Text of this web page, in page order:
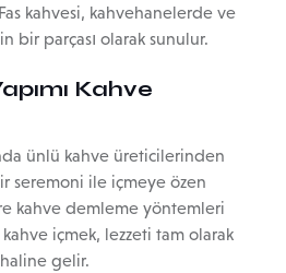
kahvesi, kahvehanelerde ve
bir parçası olarak sunulur.
Kahve
ünlü kahve üreticilerinden
seremoni ile içmeye özen
kahve demleme yöntemleri
içmek, lezzeti tam olarak
gelir.